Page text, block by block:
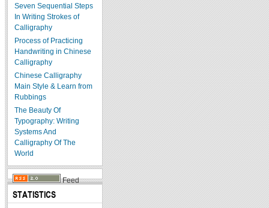
Seven Sequential Steps
In Writing Strokes of
Calligraphy
Process of Practicing
Handwriting in Chinese
Calligraphy
Chinese Calligraphy
Main Style & Learn from
Rubbings
The Beauty Of
Typography: Writing
Systems And
Calligraphy Of The
World
Feed
STATISTICS